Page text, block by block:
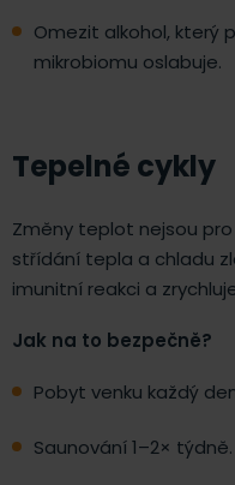
Omezit alkohol, který
mikrobiomu oslabuje.
Tepelné cykly
Změny teplot nejsou
střídání tepla a chladu
imunitní reakci a
Jak na to bezpečně?
Pobyt venku každý
Saunování 1–2× týdně.